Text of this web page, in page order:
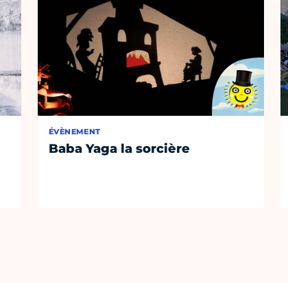
ÉVÈNEMENT
Baba Yaga la sorcière